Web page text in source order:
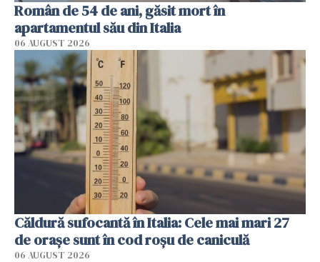
Român de 54 de ani, găsit mort în
apartamentul său din Italia
06 AUGUST 2026
Căldură sufocantă în Italia: Cele mai mari 27
de orașe sunt în cod roșu de caniculă
06 AUGUST 2026